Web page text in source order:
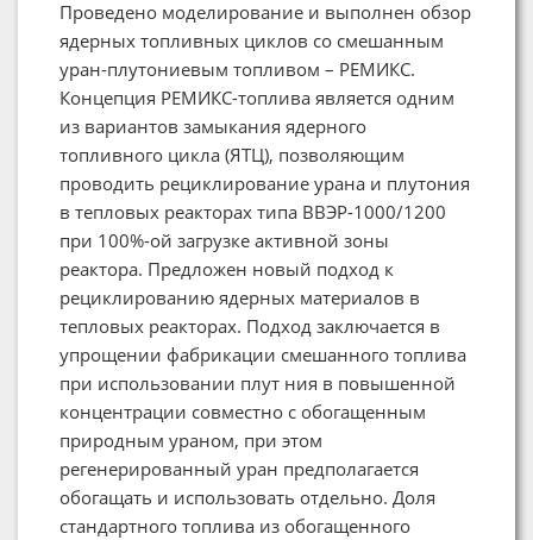
Проведено моделирование и выполнен обзор
ядерных топливных циклов со смешанным
уран-плутониевым топливом – РЕМИКС.
Концепция РЕМИКС-топлива является одним
из вариантов замыкания ядерного
топливного цикла (ЯТЦ), позволяющим
проводить рециклирование урана и плутония
в тепловых реакторах типа ВВЭР-1000/1200
при 100%-ой загрузке активной зоны
реактора. Предложен новый подход к
рециклированию ядерных материалов в
тепловых реакторах. Подход заключается в
упрощении фабрикации смешанного топлива
при использовании плут ния в повышенной
концентрации совместно с обогащенным
природным ураном, при этом
регенерированный уран предполагается
обогащать и использовать отдельно. Доля
стандартного топлива из обогащенного